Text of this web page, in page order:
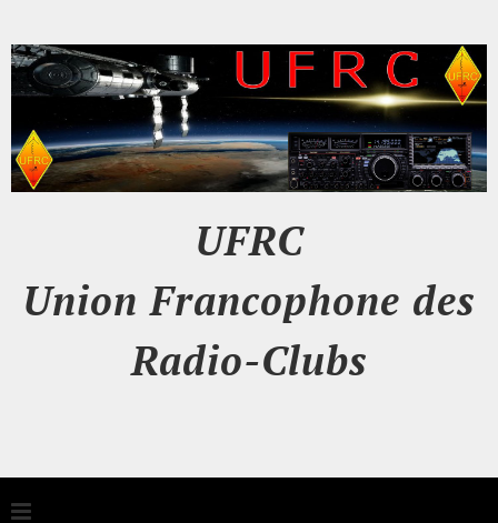
UFRC
Union Francophone des
Radio-Clubs